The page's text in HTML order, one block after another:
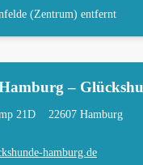
(Zentrum) entfernt
–
21D 22607 Hamburg
hamburg.de